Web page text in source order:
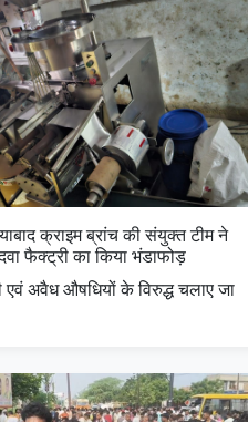
क्राइम ब्रांच की संयुक्त टीम ने
फैक्ट्री का किया भंडाफोड़
एवं अवैध औषधियों के विरुद्ध चलाए जा